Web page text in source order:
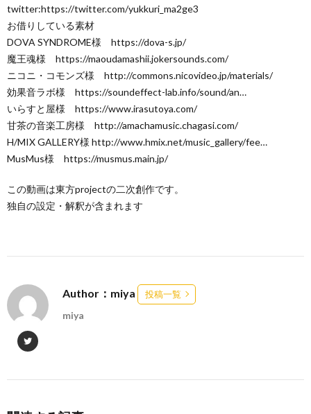
twitter:https://twitter.com/yukkuri_ma2ge3​​​
お借りしている素材
DOVA SYNDROME様 https://dova-s.jp/​​​
魔王魂様 https://maoudamashii.jokersounds.com/​​​
ニコニ・コモンズ様 http://commons.nicovideo.jp/materials/​​​
効果音ラボ様 https://soundeffect-lab.info/sound/an​​​…
いらすと屋様 https://www.irasutoya.com/​​​
甘茶の音楽工房様 http://amachamusic.chagasi.com/​​​
H/MIX GALLERY様 http://www.hmix.net/music_gallery/fee…​
MusMus様 https://musmus.main.jp/
この動画は東方projectの二次創作です。
独自の設定・解釈が含まれます
Author：miya 投稿一覧
miya